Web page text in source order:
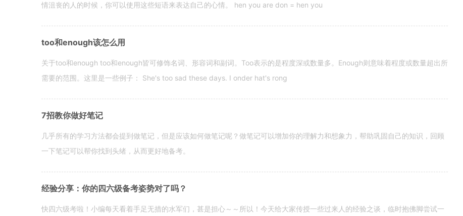
情沮丧的人的时候，你可以使用这些短语来表达自己的心情。 hen you are don = hen you
too和enough该怎么用
关于too和enough too和enough皆可修饰名词、形容词和副词。Too表示的是程度深或数量多。Enough则意味着程度或数量超出所
需要的范围。这里是一些例子： She's too sad these days. I onder hat's rong
7招教你做好笔记
几乎所有的学习方法都会提到做笔记，但是应该如何做笔记呢？做笔记可以增加你的理解力和想象力，帮助巩固自己的知识，回顾
一下笔记可以帮你找到头绪，从而更好地备考。
经验分享：你的四六级备考姿势对了吗？
快四六级考啦！小编每天看着手足无措的水军们，甚是担心～～所以！今天给大家传授一些过来人的经验之谈，临时抱佛脚尝试一